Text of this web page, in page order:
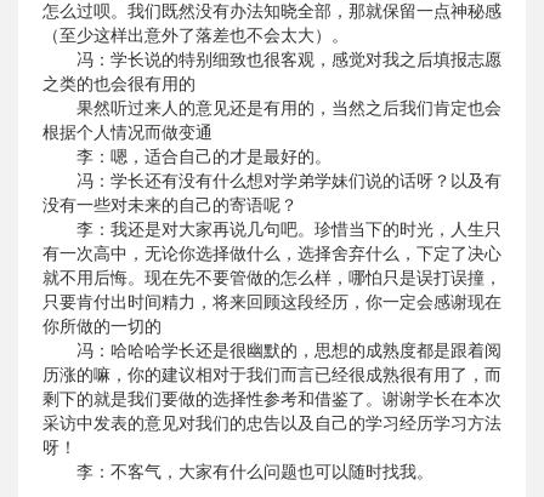
怎么过呗。我们既然没有办法知晓全部，那就保留一点神秘感
（至少这样出意外了落差也不会太大）。
冯：学长说的特别细致也很客观，感觉对我之后填报志愿
之类的也会很有用的
果然听过来人的意见还是有用的，当然之后我们肯定也会
根据个人情况而做变通
李：嗯，适合自己的才是最好的。
冯：学长还有没有什么想对学弟学妹们说的话呀？以及有
没有一些对未来的自己的寄语呢？
李：我还是对大家再说几句吧。珍惜当下的时光，人生只
有一次高中，无论你选择做什么，选择舍弃什么，下定了决心
就不用后悔。现在先不要管做的怎么样，哪怕只是误打误撞，
只要肯付出时间精力，将来回顾这段经历，你一定会感谢现在
你所做的一切的
冯：哈哈哈学长还是很幽默的，思想的成熟度都是跟着阅
历涨的嘛，你的建议相对于我们而言已经很成熟很有用了，而
剩下的就是我们要做的选择性参考和借鉴了。谢谢学长在本次
采访中发表的意见对我们的忠告以及自己的学习经历学习方法
呀！
李：不客气，大家有什么问题也可以随时找我。